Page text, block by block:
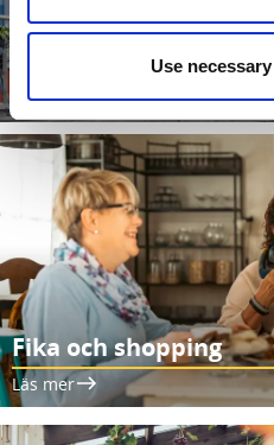
Use
Med vacker utsikt
Läs mer
Fika och shopping
Läs mer